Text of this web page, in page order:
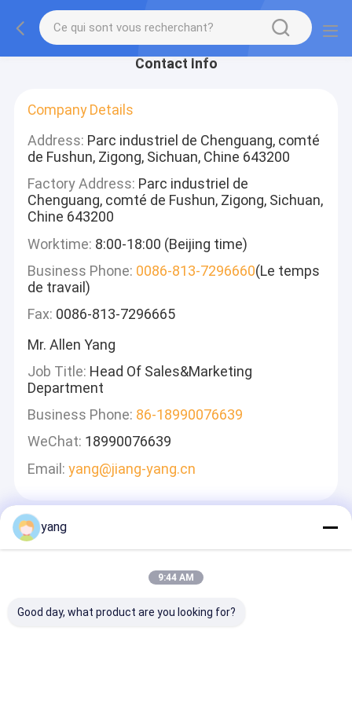
Contact Info
Company Details
Address: Parc industriel de Chenguang, comté
de Fushun, Zigong, Sichuan, Chine 643200
Factory Address: Parc industriel de
Chenguang, comté de Fushun, Zigong, Sichuan,
Chine 643200
Worktime: 8:00-18:00 (Beijing time)
Business Phone: 0086-813-7296660(Le temps
de travail)
Fax: 0086-813-7296665
Mr. Allen Yang
Job Title: Head Of Sales&Marketing
Department
Business Phone: 86-18990076639
WeChat: 18990076639
Email: yang@jiang-yang.cn
Nous Vous Répondrons Rapidement
yang
9:44 AM
Good day, what product are you looking for?